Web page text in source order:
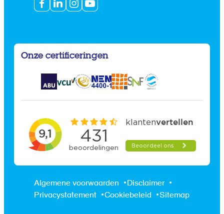
Onze certificeringen
Algemene voorwaarden
Disclaimer
Privacystatement
Cookiebeleid Sitemap